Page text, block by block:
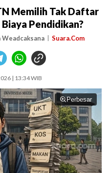
Memilih Tak Daftar
Pendidikan?
Suara.Com
| 13:34 WIB
Perbesar